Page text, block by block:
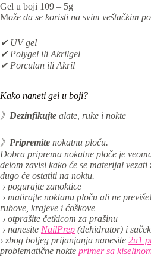
Gel u boji 109 – 5g
Može da se koristi na svim veštačkim
✔ UV gel
✔ Polygel ili Akrilgel
✔ Porculan ili Akril
Kako naneti gel u boji?
》 Dezinfikujte alate, ruke i nokte
》 Pripremite nokatnu ploču.
Dobra priprema nokatne ploče je
delom zavisi kako će se materijal
dugo će ostatiti na noktu.
› pogurajte zanoktice
› matirajte noktanu ploču ali ne
rubove, krajeve i ćoškove
› otprašite četkicom za prašinu
› nanesite NailPrep (dehidrator) i
› zbog boljeg prijanjanja nanesite 2u1
problematične nokte primer sa